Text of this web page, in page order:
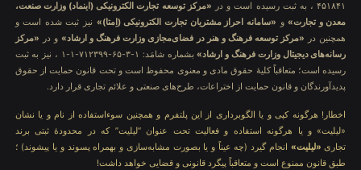
۴۵۱۸۴۱ ، به ثبت رسیده است و در
«مرکز توسعه تجارت الکترونیکی (اینماد) وزارت صنعت،
معدن و تجارت»و «سامانه احراز مشتریان تجارت الکترونیکی (اِمتا)» نیز ثبت شده است و
همچنین در «مرکز توسعه فرهنگ و هنر در فضای‌مجازی وزارت فرهنگ و ارشاد» و در «مرکز
رسانه‌های دیجیتال وزارت فرهنگ و ارشاد»
بشماره شامَد: ۱-۳-۶۵-۷۱۲۳۹۹-۱-۱ ، نیز به ثبت
رسیده است؛ متعاقباً کلیهٔ حقوق مادی و معنوی محفوظ است و تحت قانون حمایت از حقوق
پدیدآورندگان و قانون حمایت از اختراعات، طرح‌های صنعتی و علائم تجاری قرار دارد.
اخطار! هرگونه کپی و یا الگوبرداری از این پلتفرم و همچنین سوءاستفاده از نام و یا نشان
«لیلیت» و یا هرگونه استفاده و فعالیت تحت عنوان “لیلیت” که در محدودهٔ ثبتی برند
تجاری «لیلیت» انجام گیرد (چه عیناً و یا بصورت مشابه‌سازی و بهمراه پسوند و یا پیشوند) ؛
طبق قانون ممنوع است و متعاقباً پیگرد قانونی و قضایی خواهد داشت!